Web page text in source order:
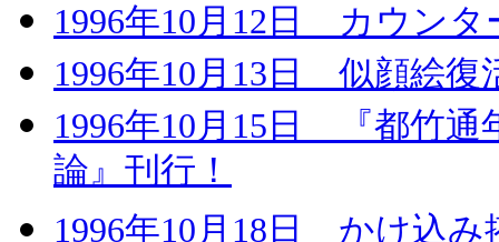
1996年10月12日 カウン
1996年10月13日 似顔絵復
1996年10月15日 『都竹
論』刊行！
1996年10月18日 かけ込み